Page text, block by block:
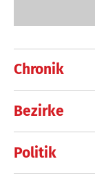
Chronik
Bezirke
Politik